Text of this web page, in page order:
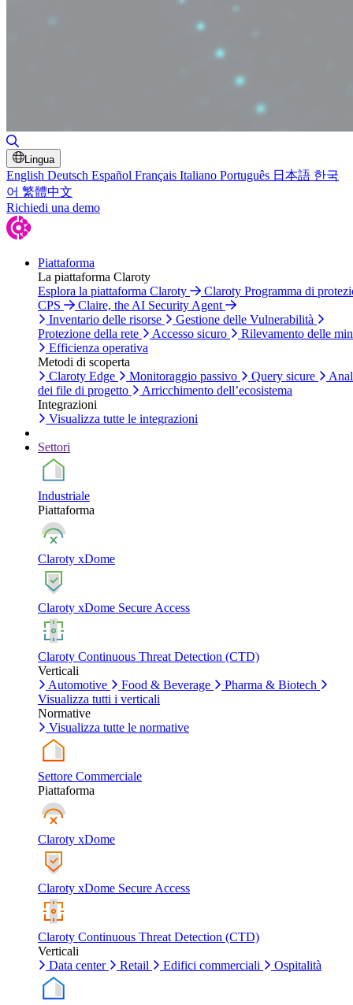
Lingua
English Deutsch Español Français Italiano Português 日本語 한국
어 繁體中文
Richiedi una demo
Piattaforma
La piattaforma Claroty
Esplora la piattaforma Claroty
Claroty Programma di
CPS
Claire, the AI Security Agent
Inventario delle risorse
Gestione delle Vulnerabilità
Protezione della rete
Accesso sicuro
Rilevamento delle
Efficienza operativa
Metodi di scoperta
Claroty Edge
Monitoraggio passivo Query sicure
dei file di progetto
Arricchimento dell’ecosistema
Integrazioni
Visualizza tutte le integrazioni
Settori
Industriale
Piattaforma
Claroty xDome
Claroty xDome Secure Access
Claroty Continuous Threat Detection (CTD)
Verticali
Automotive
Food & Beverage
Pharma & Biotech
Visualizza tutti i verticali
Normative
Visualizza tutte le normative
Settore Commerciale
Piattaforma
Claroty xDome
Claroty xDome Secure Access
Claroty Continuous Threat Detection (CTD)
Verticali
Data center
Retail Edifici commerciali Ospitalità